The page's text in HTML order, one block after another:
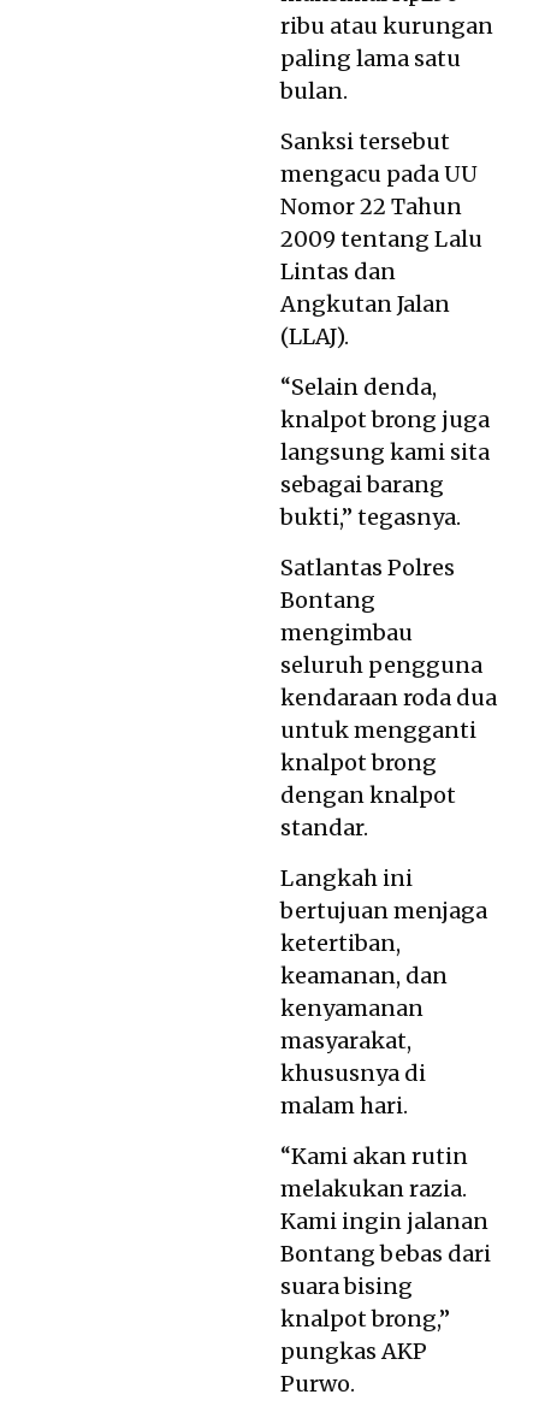
ribu atau kurungan
paling lama satu
bulan.
Sanksi tersebut
mengacu pada UU
Nomor 22 Tahun
2009 tentang Lalu
Lintas dan
Angkutan Jalan
(LLAJ).
“Selain denda,
knalpot brong juga
langsung kami sita
sebagai barang
bukti,” tegasnya.
Satlantas Polres
Bontang
mengimbau
seluruh pengguna
kendaraan roda dua
untuk mengganti
knalpot brong
dengan knalpot
standar.
Langkah ini
bertujuan menjaga
ketertiban,
keamanan, dan
kenyamanan
masyarakat,
khususnya di
malam hari.
“Kami akan rutin
melakukan razia.
Kami ingin jalanan
Bontang bebas dari
suara bising
knalpot brong,”
pungkas AKP
Purwo.